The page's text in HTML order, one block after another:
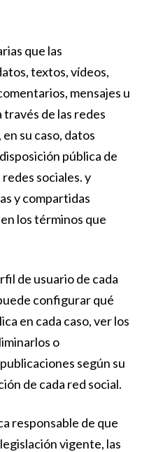
que las
textos, vídeos,
mensajes u
de las redes
su caso, datos
pública de
sociales. y
y compartidas
los términos que
de usuario de cada
configurar qué
en cada caso, ver los
o
según su
de cada red social.
responsable de que
vigente, las